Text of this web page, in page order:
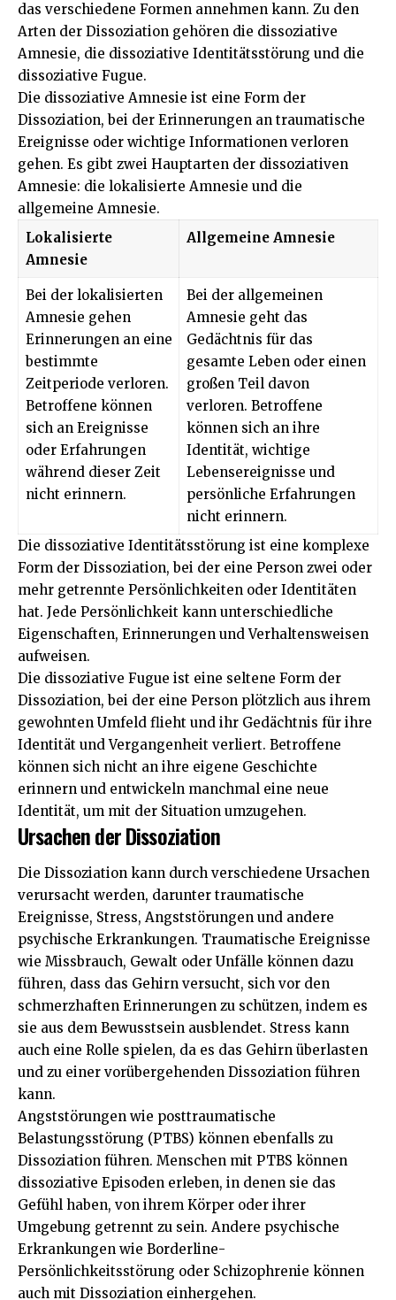
das verschiedene Formen annehmen kann. Zu den
Arten der Dissoziation gehören die dissoziative
Amnesie, die dissoziative Identitätsstörung und die
dissoziative Fugue.
Die dissoziative Amnesie ist eine Form der
Dissoziation, bei der Erinnerungen an traumatische
Ereignisse oder wichtige Informationen verloren
gehen. Es gibt zwei Hauptarten der dissoziativen
Amnesie: die lokalisierte Amnesie und die
allgemeine Amnesie.
Lokalisierte
Amnesie
Allgemeine Amnesie
Bei der lokalisierten
Amnesie gehen
Erinnerungen an eine
bestimmte
Zeitperiode verloren.
Betroffene können
sich an Ereignisse
oder Erfahrungen
während dieser Zeit
nicht erinnern.
Bei der allgemeinen
Amnesie geht das
Gedächtnis für das
gesamte Leben oder einen
großen Teil davon
verloren. Betroffene
können sich an ihre
Identität, wichtige
Lebensereignisse und
persönliche Erfahrungen
nicht erinnern.
Die dissoziative Identitätsstörung ist eine komplexe
Form der Dissoziation, bei der eine Person zwei oder
mehr getrennte Persönlichkeiten oder Identitäten
hat. Jede Persönlichkeit kann unterschiedliche
Eigenschaften, Erinnerungen und Verhaltensweisen
aufweisen.
Die dissoziative Fugue ist eine seltene Form der
Dissoziation, bei der eine Person plötzlich aus ihrem
gewohnten Umfeld flieht und ihr Gedächtnis für ihre
Identität und Vergangenheit verliert. Betroffene
können sich nicht an ihre eigene Geschichte
erinnern und entwickeln manchmal eine neue
Identität, um mit der Situation umzugehen.
Ursachen der Dissoziation
Die Dissoziation kann durch verschiedene Ursachen
verursacht werden, darunter traumatische
Ereignisse, Stress, Angststörungen und andere
psychische Erkrankungen. Traumatische Ereignisse
wie Missbrauch, Gewalt oder Unfälle können dazu
führen, dass das Gehirn versucht, sich vor den
schmerzhaften Erinnerungen zu schützen, indem es
sie aus dem Bewusstsein ausblendet. Stress kann
auch eine Rolle spielen, da es das Gehirn überlasten
und zu einer vorübergehenden Dissoziation führen
kann.
Angststörungen wie posttraumatische
Belastungsstörung (PTBS) können ebenfalls zu
Dissoziation führen. Menschen mit PTBS können
dissoziative Episoden erleben, in denen sie das
Gefühl haben, von ihrem Körper oder ihrer
Umgebung getrennt zu sein. Andere psychische
Erkrankungen wie Borderline-
Persönlichkeitsstörung oder Schizophrenie können
auch mit Dissoziation einhergehen.